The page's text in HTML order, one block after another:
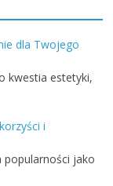
dla Twojego
kwestia estetyki,
i
popularności jako